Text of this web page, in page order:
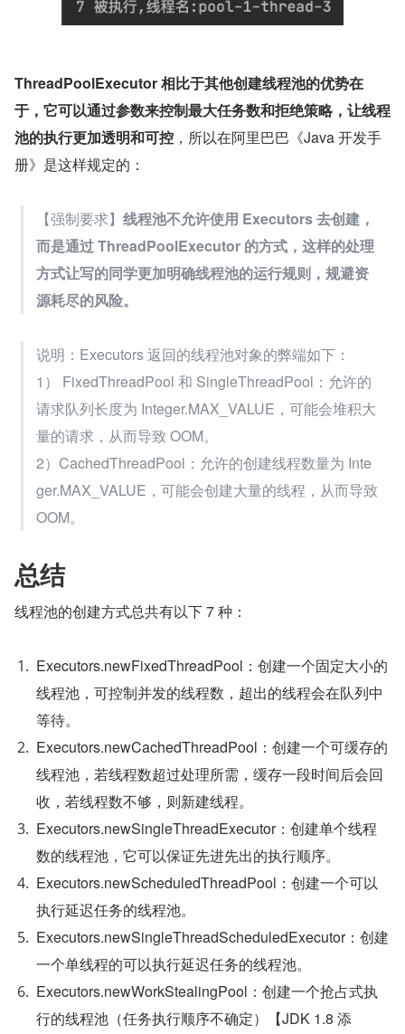
ThreadPoolExecutor 相比于其他创建线程池的优势在
于，它可以通过参数来控制最大任务数和拒绝策略，让线程
池的执行更加透明和可控 ，所以在阿里巴巴《Java 开发手
册》是这样规定的：
【强制要求】 线程池不允许使用 Executors 去创建，
而是通过 ThreadPoolExecutor 的方式，这样的处理
方式让写的同学更加明确线程池的运行规则，规避资
源耗尽的风险。
说明：Executors 返回的线程池对象的弊端如下：
1） FixedThreadPool 和 SingleThreadPool：允许的
请求队列长度为 Integer.MAX_VALUE，可能会堆积大
量的请求，从而导致 OOM。
2）CachedThreadPool：允许的创建线程数量为 Inte
ger.MAX_VALUE，可能会创建大量的线程，从而导致
OOM。
总结
线程池的创建方式总共有以下 7 种：
Executors.newFixedThreadPool：创建一个固定大小的
线程池，可控制并发的线程数，超出的线程会在队列中
等待。
Executors.newCachedThreadPool：创建一个可缓存的
线程池，若线程数超过处理所需，缓存一段时间后会回
收，若线程数不够，则新建线程。
Executors.newSingleThreadExecutor：创建单个线程
数的线程池，它可以保证先进先出的执行顺序。
Executors.newScheduledThreadPool：创建一个可以
执行延迟任务的线程池。
Executors.newSingleThreadScheduledExecutor：创建
一个单线程的可以执行延迟任务的线程池。
Executors.newWorkStealingPool：创建一个抢占式执
行的线程池（任务执行顺序不确定）【JDK 1.8 添